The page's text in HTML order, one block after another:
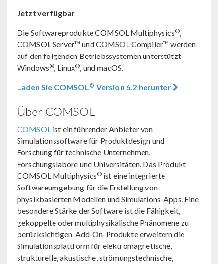
Jetzt verfügbar
Die Softwareprodukte COMSOL Multiphysics®,
COMSOL Server™ und COMSOL Compiler™ werden
auf den folgenden Betriebssystemen unterstützt:
Windows®, Linux®, und macOS.
Laden Sie COMSOL® Version 6.2 herunter
Über COMSOL
COMSOList ein führender Anbieter von
Simulationssoftware für Produktdesign und
Forschung für technische Unternehmen,
Forschungslabore und Universitäten. Das Produkt
COMSOL Multiphysics® ist eine integrierte
Softwareumgebung für die Erstellung von
physikbasierten Modellen und Simulations-Apps. Eine
besondere Stärke der Software ist die Fähigkeit,
gekoppelte oder multiphysikalische Phänomene zu
berücksichtigen. Add-On-Produkte erweitern die
Simulationsplattform für elektromagnetische,
strukturelle, akustische, strömungstechnische,